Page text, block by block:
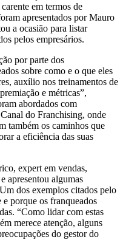
em termos de
apresentados por Mauro
a ocasião para listar
pelos empresários.
por parte dos
sobre como e o que eles
auxílio nos treinamentos de
e métricas”,
abordados com
do Franchising, onde
também os caminhos que
a eficiência das suas
expert em vendas,
apresentou algumas
dos exemplos citados pelo
porque os franqueados
“Como lidar com estas
merece atenção, alguns
do gestor do